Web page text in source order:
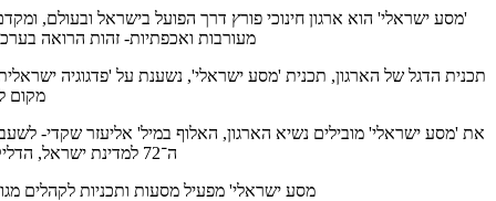
'מסע ישראלי' הוא ארגון חינוכי פורץ דרך הפועל בישראל ובעולם,
מעורבות ואכפתיות- זהות הרואה
תכנית הדגל של הארגון, תכנית 'מסע ישראלי', נשענת על 'פדגוגיה
מקום
את 'מסע ישראלי' מובילים נשיא הארגון, האלוף במיל' אליעזר שקדי-
ה־72 למדינת ישראל, הדליק מנכ"ל הארגון אורי כהן משואת עצמאות בהר הרצל, לתפארת מדינת ישראל ולתפארת 'מסע ישראלי'.
מסע ישראלי' מפעיל מסעות ותכניות לקהלים